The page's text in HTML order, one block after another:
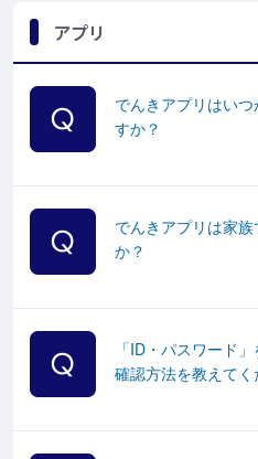
アプリ
でんきアプリはい
すか？
でんきアプリは家
か？
「ID・パスワード
確認方法を教えてく